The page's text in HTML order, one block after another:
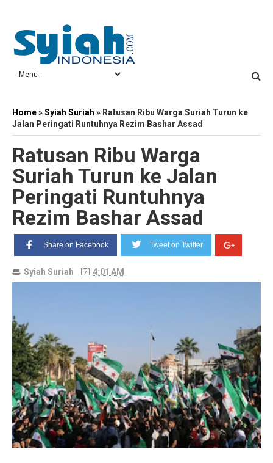
Home»Syiah Suriah » Ratusan Ribu Warga Suriah Turun ke
Jalan Peringati Runtuhnya Rezim Bashar Assad
Ratusan Ribu Warga
Suriah Turun ke Jalan
Peringati Runtuhnya
Rezim Bashar Assad
Share on Facebook Tweet on Twitter
Syiah Suriah 4:01 AM